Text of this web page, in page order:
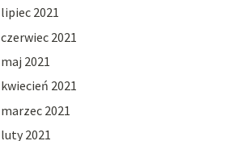
lipiec 2021
czerwiec 2021
maj 2021
kwiecień 2021
marzec 2021
luty 2021